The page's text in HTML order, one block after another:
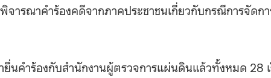
ารณาคำร้องคดีจากภาคประชาชนเกี่ยวกับกรณีการจัดกา
นคำร้องกับสำนักงานผู้ตรวจการแผ่นดินแล้วทั้งหมด 28